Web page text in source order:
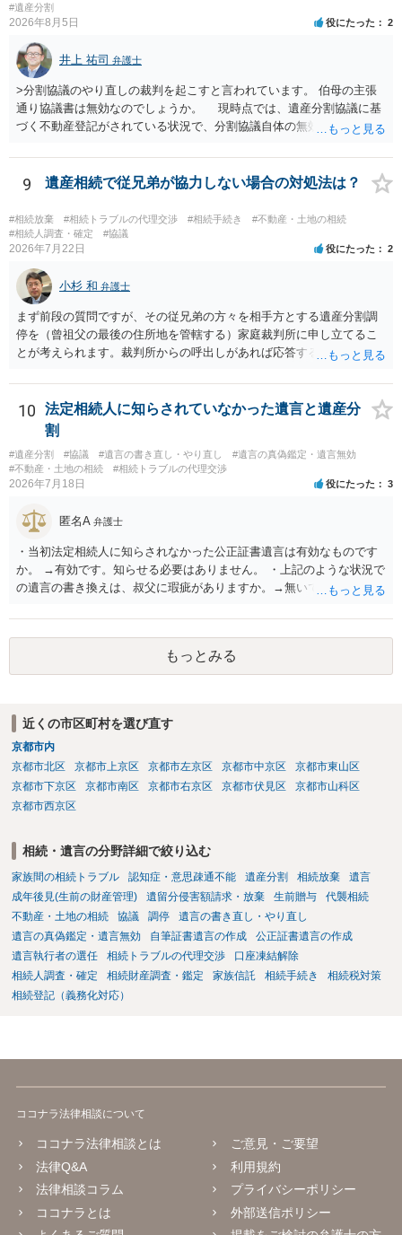
#遺産分割
2026年8月5日 役にたった 2
井上 祐司 弁護士
>分割協議のやり直しの裁判を起こすと言われています。 伯母の主張
通り協議書は無効なのでしょうか。 現時点では、遺産分割協議に基
づく不動産登記がされている状況で、分割協議自体の無効を裁判所が
方の訴訟の主張及び立証次第ですが、 ・御祖母様の認知能力に関する
医師の意見書、筆跡鑑定 が提出されればその効力が否定される可能性
はありますが、 ・伯母様自身が分割協議に加わっていること ・御祖母
様の意に反する遺産分割協議を行う実益が誰にあったかの立証が困難
であること からすると、実際に遺産分割協議の効力が否定される可能
性はそれほど高くない（立証のハードルは非常に高い）ということが
言えると思います。
9 遺産相続で従兄弟が協力しない場合の対処法は？
#相続放棄 #相続トラブルの代理交渉 #相続手続き
#不動産・土地の相続
#相続人調査・確定
#協議
2026年7月22日 役にたった 2
小杉 和 弁護士
まず前段の質問ですが、その従兄弟の方々を相手方とする遺産分割調
停を（曾祖父の最後の住所地を管轄する）家庭裁判所に申し立てるこ
とが考えられます。裁判所からの呼出しがあれば応答する可能性がま
能と思われます。時間が思った以上にないので必要書類をてきぱきと
揃える必要があります。その点是非御注意ください。
10
法定相続人に知らされていなかった遺言と遺産分
割
#遺産分割 #協議 #遺言の書き直し・やり直し
#遺言の真偽鑑定・遺言無効
#不動産・土地の相続
#相続トラブルの代理交渉
2026年7月18日 役にたった 3
匿名A 弁護士
・当初法定相続人に知らされなかった公正証書遺言は有効なものです
か。 →有効です。知らせる必要はありません。 ・上記のような状況で
の遺言の書き換えは、叔父に瑕疵がありますか。→無いです。 ・分割
ますか。 →本人が自由に決められますので、どこが妥当とは言えない
です。客観的な基準もありません。 ・できれば穏やかに、分割を拒否
することはできますか。 →分割を拒否するということは、遺産はいら
ないということでしょうか。遺言で、受取を指定されててもいらない
もっとみる
近くの市区町村を選び直す
京都市内
京都市北区
京都市上京区 京都市左京区 京都市中京区
京都市東山区
京都市下京区
京都市南区 京都市右京区 京都市伏見区
京都市山科区
京都市西京区
相続・遺言の分野詳細で絞り込む
家族間の相続トラブル 認知症・意思疎通不能 遺産分割 相続放棄
遺言
成年後見(生前の財産管理)
遺留分侵害額請求・放棄 生前贈与
代襲相続
不動産・土地の相続
協議 調停
遺言の書き直し・やり直し
遺言の真偽鑑定・遺言無効
自筆証書遺言の作成
公正証書遺言の作成
遺言執行者の選任
相続トラブルの代理交渉
口座凍結解除
相続人調査・確定
相続財産調査・鑑定 家族信託 相続手続き
相続税対策
相続登記（義務化対応）
ココナラ法律相談について
ココナラ法律相談とは
法律Q&A
法律相談コラム
ココナラとは
ご意見・ご要望
利用規約
プライバシーポリシー
外部送信ポリシー